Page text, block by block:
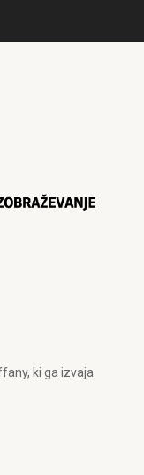
ki ga izvaja